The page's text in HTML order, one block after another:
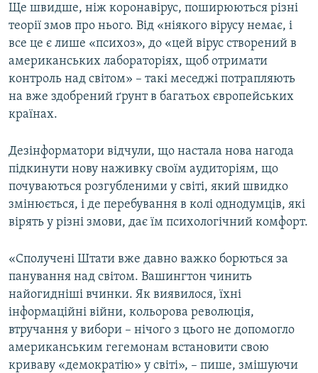
Ще швидше, ніж коронавірус, поширюються різні
теорії змов про нього. Від «ніякого вірусу немає, і
все це є лише «психоз», до «цей вірус створений в
американських лабораторіях, щоб отримати
контроль над світом» – такі меседжі потрапляють
на вже здобрений ґрунт в багатьох європейських
країнах.
Дезінформатори відчули, що настала нова нагода
підкинути нову наживку своїм аудиторіям, що
почуваються розгубленими у світі, який швидко
змінюється, і де перебування в колі однодумців, які
вірять у різні змови, дає їм психологічний комфорт.
«Сполучені Штати вже давно важко борються за
панування над світом. Вашингтон чинить
найогидніші вчинки. Як виявилося, їхні
інформаційні війни, кольорова революція,
втручання у вибори – нічого з цього не допомогло
американським гегемонам встановити свою
криваву «демократію» у світі», – пише, змішуючи